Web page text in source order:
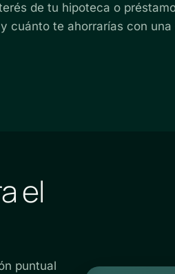
de tu hipoteca o
cuánto te ahorrarías con una
el
puntual